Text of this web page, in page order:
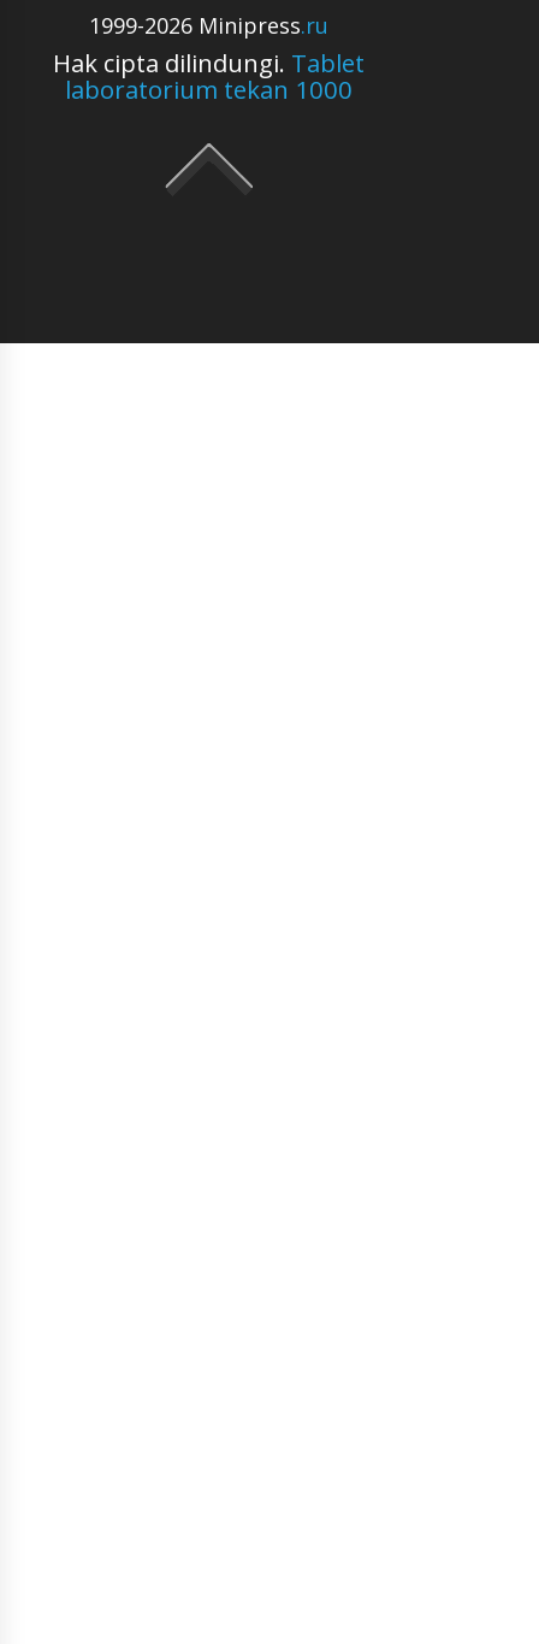
1999-2026 Minipress.ru
Hak cipta dilindungi. Tablet
laboratorium tekan 1000